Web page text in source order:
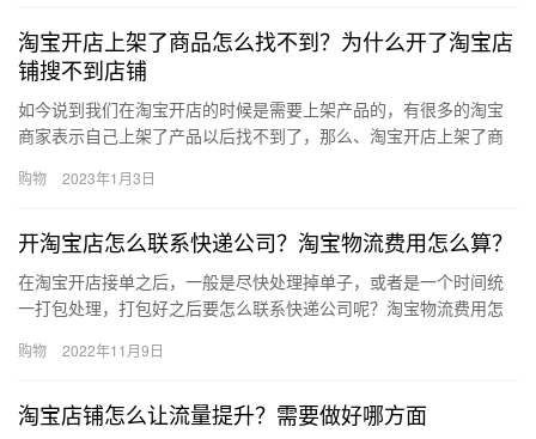
淘宝开店上架了商品怎么找不到？为什么开了淘宝店
铺搜不到店铺
如今说到我们在淘宝开店的时候是需要上架产品的，有很多的淘宝
商家表示自己上架了产品以后找不到了，那么、淘宝开店上架了商
淘宝开…
购物 2023年1月3日
开淘宝店怎么联系快递公司？淘宝物流费用怎么算？
在淘宝开店接单之后，一般是尽快处理掉单子，或者是一个时间统
一打包处理，打包好之后要怎么联系快递公司呢？淘宝物流费用怎
鸟…
购物 2022年11月9日
淘宝店铺怎么让流量提升？需要做好哪方面